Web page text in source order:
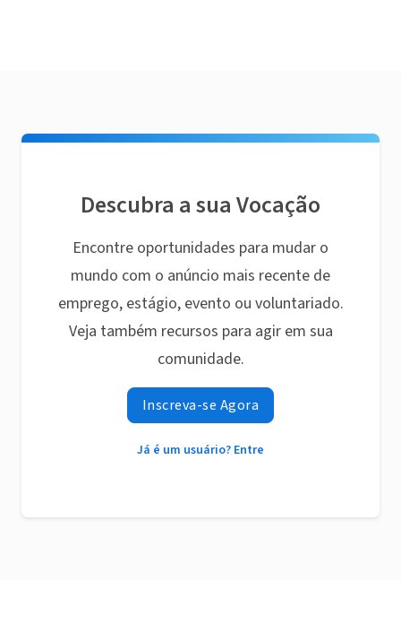
Descubra a sua Vocação
Encontre oportunidades para mudar o
mundo com o anúncio mais recente de
emprego, estágio, evento ou voluntariado.
Veja também recursos para agir em sua
comunidade.
Inscreva-se Agora
Já é um usuário? Entre